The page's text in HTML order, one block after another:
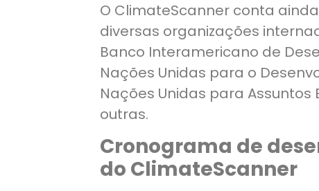
O ClimateScanner conta
diversas organizações
Banco Interamericano de
Nações Unidas para o
Nações Unidas para Assuntos
outras.
Cronograma de
do ClimateScanner